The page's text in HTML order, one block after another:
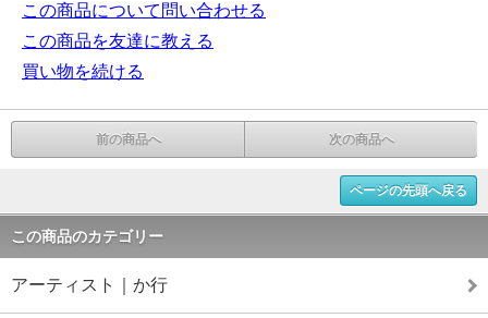
この商品について問い合わせる
この商品を友達に教える
買い物を続ける
前の商品へ 次の商品へ
ページの先頭へ戻る
この商品のカテゴリー
アーティスト｜か行